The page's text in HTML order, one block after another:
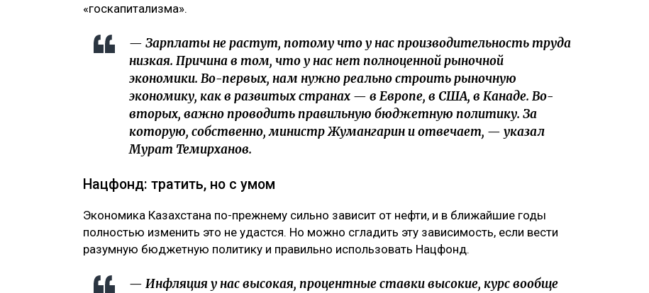
«госкапитализма».
— Зарплаты не растут, потому что у нас производительность труда
низкая. Причина в том, что у нас нет полноценной рыночной
экономики. Во-первых, нам нужно реально строить рыночную
экономику, как в развитых странах — в Европе, в США, в Канаде. Во-
вторых, важно проводить правильную бюджетную политику. За
которую, собственно, министр Жумангарин и отвечает, — указал
Мурат Темирханов.
Нацфонд: тратить, но с умом
Экономика Казахстана по-прежнему сильно зависит от нефти, и в ближайшие годы
полностью изменить это не удастся. Но можно сгладить эту зависимость, если вести
разумную бюджетную политику и правильно использовать Нацфонд.
— Инфляция у нас высокая, процентные ставки высокие, курс вообще